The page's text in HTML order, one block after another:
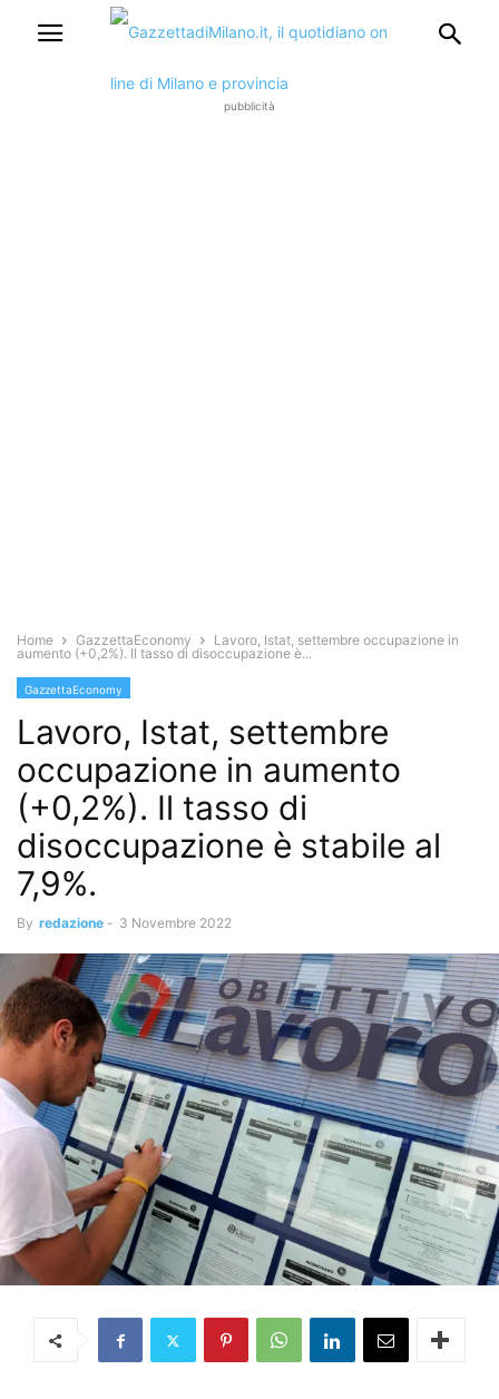
pubblicità
Home GazzettaEconomy
Lavoro, Istat, settembre occupazione in
aumento (+0,2%). Il tasso di disoccupazione è...
GazzettaEconomy
Lavoro, Istat, settembre
occupazione in aumento
(+0,2%). Il tasso di
disoccupazione è stabile al
7,9%.
By redazione - 3 Novembre 2022